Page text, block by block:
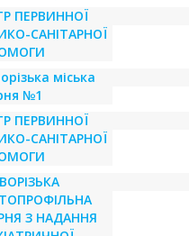
ПЕРВИННОЇ
САНІТАРНОЇ
міська
№1
ПЕРВИННОЇ
САНІТАРНОЇ
З НАДАННЯ